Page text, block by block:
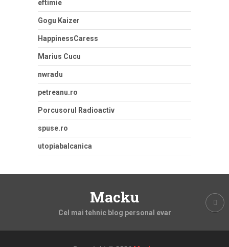
eftimie
Gogu Kaizer
HappinessCaress
Marius Cucu
nwradu
petreanu.ro
Porcusorul Radioactiv
spuse.ro
utopiabalcanica
Macku
Cel mai tehnic blog personal evar